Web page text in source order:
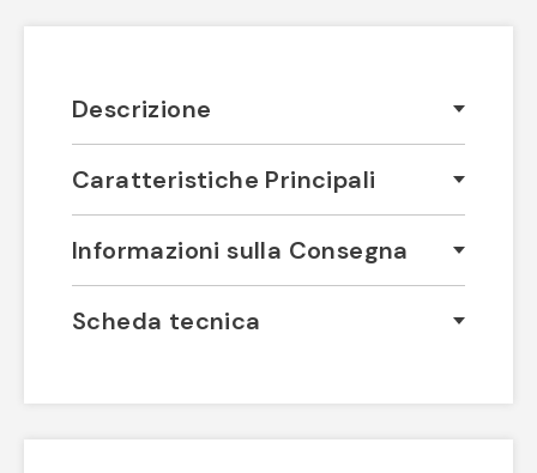
Descrizione
Caratteristiche Principali
Informazioni sulla Consegna
Scheda tecnica